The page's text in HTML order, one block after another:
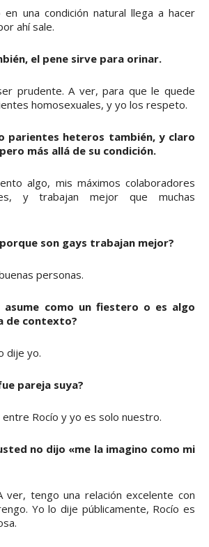
en una condición natural llega a hacer
ahí sale.
el pene sirve para orinar.
prudente. A ver, para que le quede
homosexuales, y yo los respeto.
parientes heteros también, y claro
más allá de su condición.
algo, mis máximos colaboradores
y trabajan mejor que muchas
porque son gays trabajan mejor?
personas.
asume como un fiestero o es algo
de contexto?
dije yo.
pareja suya?
entre Rocío y yo es solo nuestro.
no dijo «me la imagino como mi
ver, tengo una relación excelente con
Yo lo dije públicamente, Rocío es